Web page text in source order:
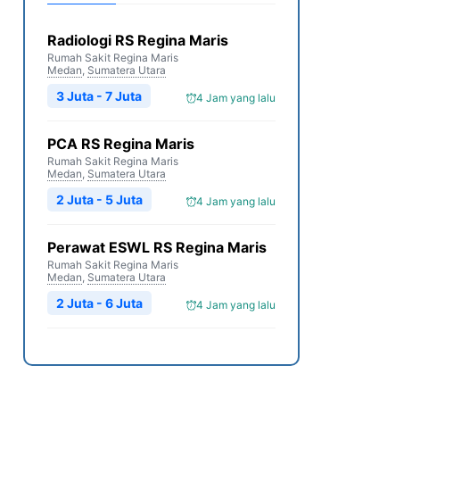
Radiologi RS Regina Maris
Rumah Sakit Regina Maris
Medan, Sumatera Utara
4 Jam yang lalu
3 Juta - 7 Juta
PCA RS Regina Maris
Rumah Sakit Regina Maris
Medan, Sumatera Utara
4 Jam yang lalu
2 Juta - 5 Juta
Perawat ESWL RS Regina Maris
Rumah Sakit Regina Maris
Medan, Sumatera Utara
4 Jam yang lalu
2 Juta - 6 Juta